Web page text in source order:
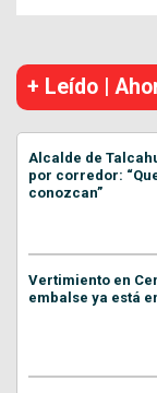
+ Leído |
Alcalde de
por corredor:
conozcan”
Vertimiento en
embalse ya está